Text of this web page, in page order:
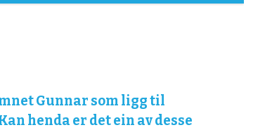
Gunnar som ligg til
henda er det ein av desse